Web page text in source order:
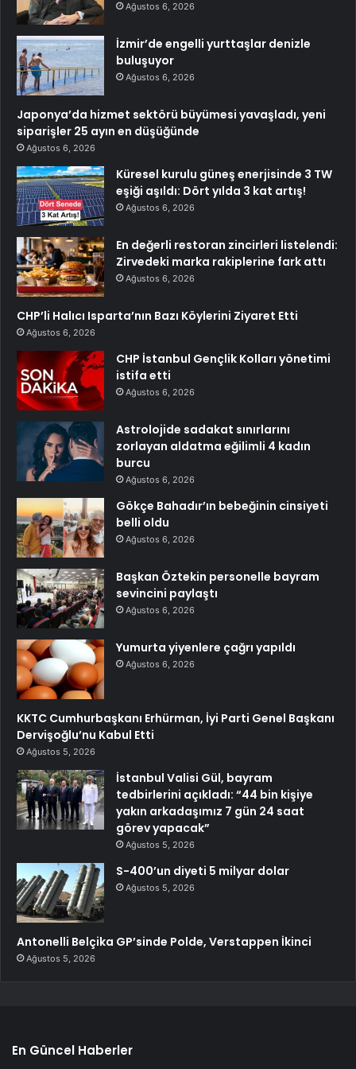
Ağustos 6, 2026
İzmir’de engelli yurttaşlar denizle
buluşuyor
Ağustos 6, 2026
Japonya’da hizmet sektörü büyümesi yavaşladı, yeni
siparişler 25 ayın en düşüğünde
Ağustos 6, 2026
Küresel kurulu güneş enerjisinde 3 TW
eşiği aşıldı: Dört yılda 3 kat artış!
Ağustos 6, 2026
En değerli restoran zincirleri listelendi:
Zirvedeki marka rakiplerine fark attı
Ağustos 6, 2026
CHP’li Halıcı Isparta’nın Bazı Köylerini Ziyaret Etti
Ağustos 6, 2026
CHP İstanbul Gençlik Kolları yönetimi
istifa etti
Ağustos 6, 2026
Astrolojide sadakat sınırlarını
zorlayan aldatma eğilimli 4 kadın
burcu
Ağustos 6, 2026
Gökçe Bahadır’ın bebeğinin cinsiyeti
belli oldu
Ağustos 6, 2026
Başkan Öztekin personelle bayram
sevincini paylaştı
Ağustos 6, 2026
Yumurta yiyenlere çağrı yapıldı
Ağustos 6, 2026
KKTC Cumhurbaşkanı Erhürman, İyi Parti Genel Başkanı
Dervişoğlu’nu Kabul Etti
Ağustos 5, 2026
İstanbul Valisi Gül, bayram
tedbirlerini açıkladı: “44 bin kişiye
yakın arkadaşımız 7 gün 24 saat
görev yapacak”
Ağustos 5, 2026
S-400’un diyeti 5 milyar dolar
Ağustos 5, 2026
Antonelli Belçika GP’sinde Polde, Verstappen İkinci
Ağustos 5, 2026
En Güncel Haberler